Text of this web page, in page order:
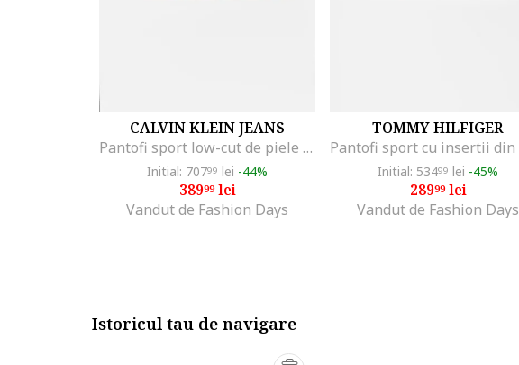
CALVIN KLEIN JEANS
Pantofi sport low-cut de piele cu logo, Alb/Negru
Initial: 70799 lei -44%
38999lei
Vandut de Fashion Days
TOMMY HILFIGER
Initial: 53499 lei -45%
28999lei
Vandut de Fashion Days
Istoricul tau de navigare